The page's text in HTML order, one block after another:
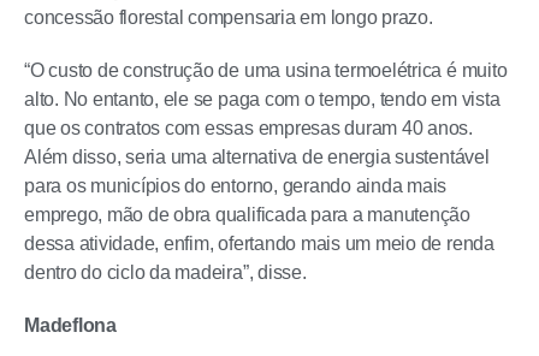
concessão florestal compensaria em longo prazo.
“O custo de construção de uma usina termoelétrica é muito
alto. No entanto, ele se paga com o tempo, tendo em vista
que os contratos com essas empresas duram 40 anos.
Além disso, seria uma alternativa de energia sustentável
para os municípios do entorno, gerando ainda mais
emprego, mão de obra qualificada para a manutenção
dessa atividade, enfim, ofertando mais um meio de renda
dentro do ciclo da madeira”, disse.
Madeflona